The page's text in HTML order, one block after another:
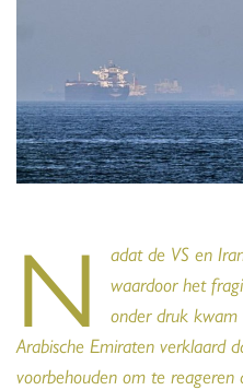
N
adat de VS en
waardoor het
onder druk kwam
Arabische Emiraten verklaard
voorbehouden om te reageren